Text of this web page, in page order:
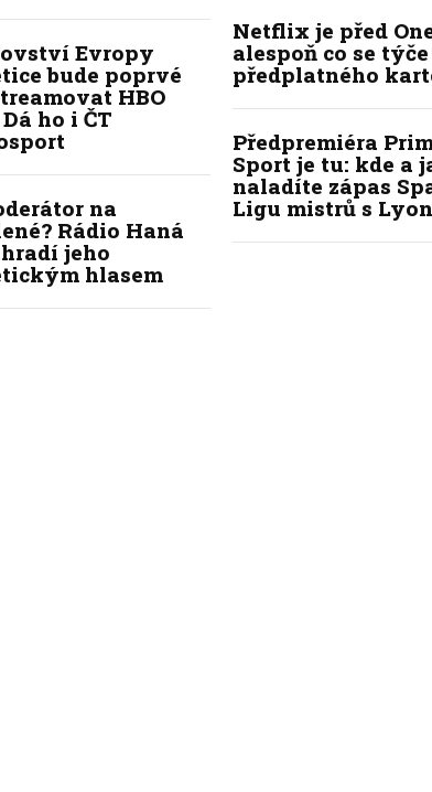
Evropy
bude poprvé
HBO
ho i ČT
na
Rádio Haná
jeho
hlasem
Netflix je před
alespoň co se
předplatného
Předpremiéra
Sport je tu: kde a
naladíte zápas
Ligu mistrů s